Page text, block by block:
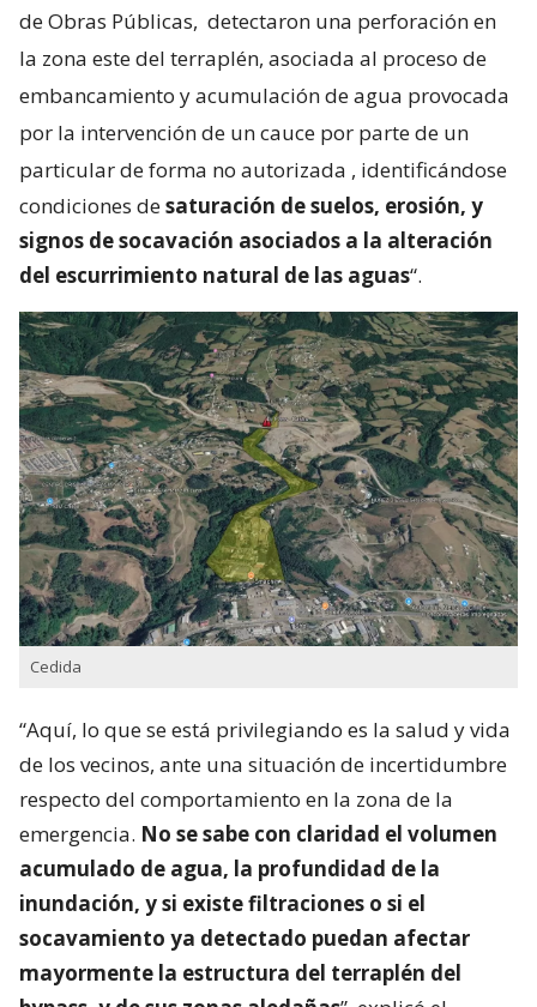
de Obras Públicas, detectaron una perforación en
la zona este del terraplén, asociada al proceso de
embancamiento y acumulación de agua provocada
por la intervención de un cauce por parte de un
particular de forma no autorizada , identificándose
condiciones desaturación de suelos, erosión, y
signos de socavación asociados a la alteración
del escurrimiento natural de las aguas“.
Cedida
“Aquí, lo que se está privilegiando es la salud y vida
de los vecinos, ante una situación de incertidumbre
respecto del comportamiento en la zona de la
emergencia. No se sabe con claridad el volumen
acumulado de agua, la profundidad de la
inundación, y si existe filtraciones o si el
socavamiento ya detectado puedan afectar
mayormente la estructura del terraplén del